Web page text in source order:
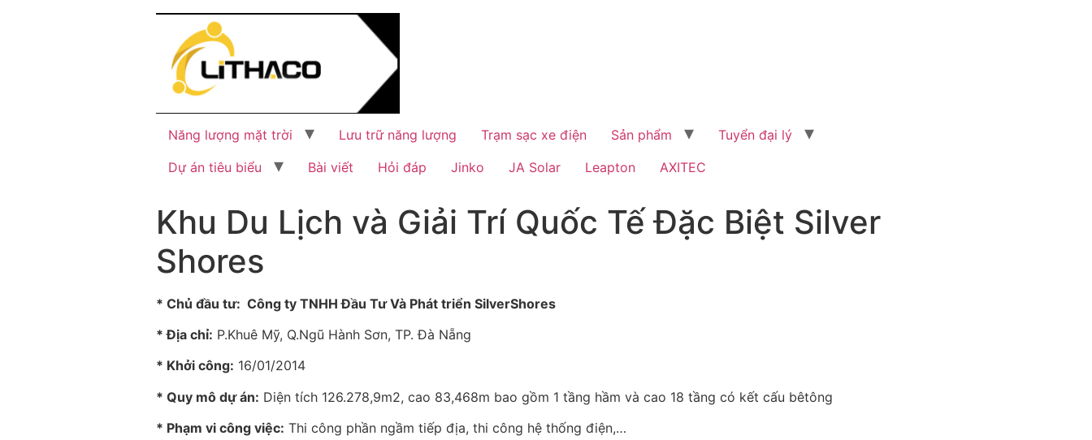
Năng lượng mặt trời Lưu trữ năng lượng Trạm sạc xe điện Sản phẩm
Tuyển đại lý
Dự án tiêu biểu
Bài viết Hỏi đáp Jinko JA Solar Leapton AXITEC
Khu Du Lịch và Giải Trí Quốc Tế Đặc Biệt Silver
Shores
* Chủ đầu tư: Công ty TNHH Đầu Tư Và Phát triển SilverShores
* Địa chỉ: P.Khuê Mỹ, Q.Ngũ Hành Sơn, TP. Đà Nẵng
* Khởi công: 16/01/2014
* Quy mô dự án: Diện tích 126.278,9m2, cao 83,468m bao gồm 1 tầng hầm và cao 18 tầng có kết cấu bêtông
* Phạm vi công việc: Thi công phần ngầm tiếp địa, thi công hệ thống điện,…